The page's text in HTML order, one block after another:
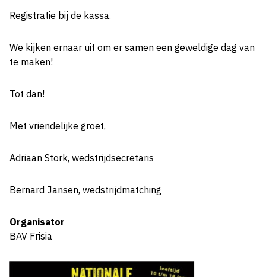
Registratie bij de kassa.
We kijken ernaar uit om er samen een geweldige dag van
te maken!
Tot dan!
Met vriendelijke groet,
Adriaan Stork, wedstrijdsecretaris
Bernard Jansen, wedstrijdmatching
Organisator
BAV Frisia